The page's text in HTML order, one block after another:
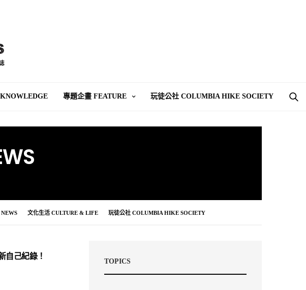
專題企畫 FEATURE 玩徒公社 COLUMBIA HIKE SOCIETY
文化生活 CULTURE & LIFE 玩徒公社 COLUMBIA HIKE SOCIETY
己紀錄！ TOPICS